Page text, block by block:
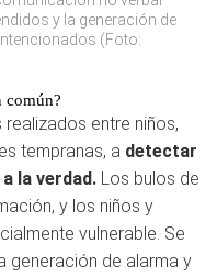
y la generación de
(Foto:
común?
entre niños,
tempranas, a detectar
la verdad. Los bulos de
y los niños y
vulnerable. Se
generación de alarma y